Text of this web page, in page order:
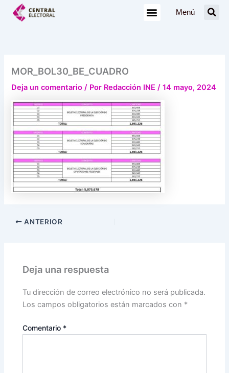
Menú
MOR_BOL30_BE_CUADRO
Deja un comentario / Por Redacción INE/14 mayo, 2024
ANTERIOR
Deja una respuesta
Tu dirección de correo electrónico no será publicada.
Los campos obligatorios están marcados con *
Comentario *